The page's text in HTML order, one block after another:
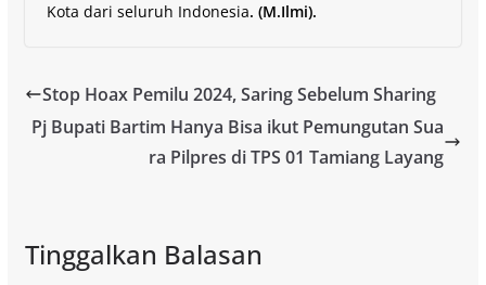
Kota dari seluruh Indonesia. (M.Ilmi).
Stop Hoax Pemilu 2024, Saring Sebelum Sharing
Pj Bupati Bartim Hanya Bisa ikut Pemungutan Sua
ra Pilpres di TPS 01 Tamiang Layang
Tinggalkan Balasan